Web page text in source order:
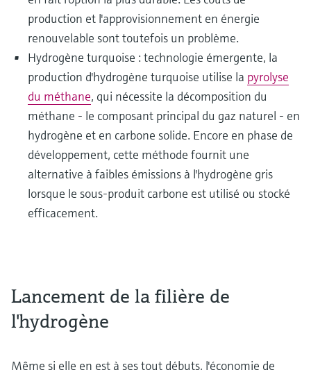
production et l'approvisionnement en énergie
renouvelable sont toutefois un problème.
Hydrogène turquoise : technologie émergente, la
production d'hydrogène turquoise utilise la pyrolyse
du méthane, qui nécessite la décomposition du
méthane - le composant principal du gaz naturel - en
hydrogène et en carbone solide. Encore en phase de
développement, cette méthode fournit une
alternative à faibles émissions à l'hydrogène gris
lorsque le sous-produit carbone est utilisé ou stocké
efficacement.
Lancement de la filière de
l'hydrogène
Même si elle en est à ses tout débuts, l'économie de